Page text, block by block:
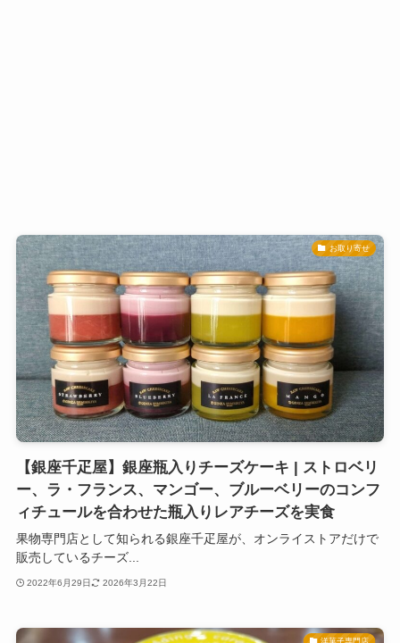
お取り寄せ
【銀座千疋屋】銀座瓶入りチーズケーキ | ストロベリ
ー、ラ・フランス、マンゴー、ブルーベリーのコンフ
ィチュールを合わせた瓶入りレアチーズを実食
果物専門店として知られる銀座千疋屋が、オンライストアだけで
販売しているチーズ...
2022年6月29日 2026年3月22日
洋菓子専門店